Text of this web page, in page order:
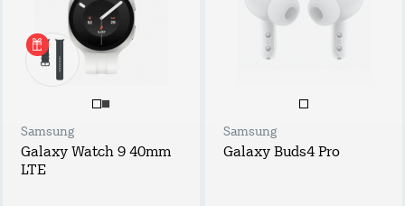
Samsung
Galaxy Watch 9 40mm
LTE
Samsung
Galaxy Buds4 Pro